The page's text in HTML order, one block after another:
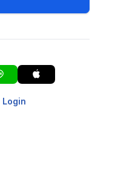
Login